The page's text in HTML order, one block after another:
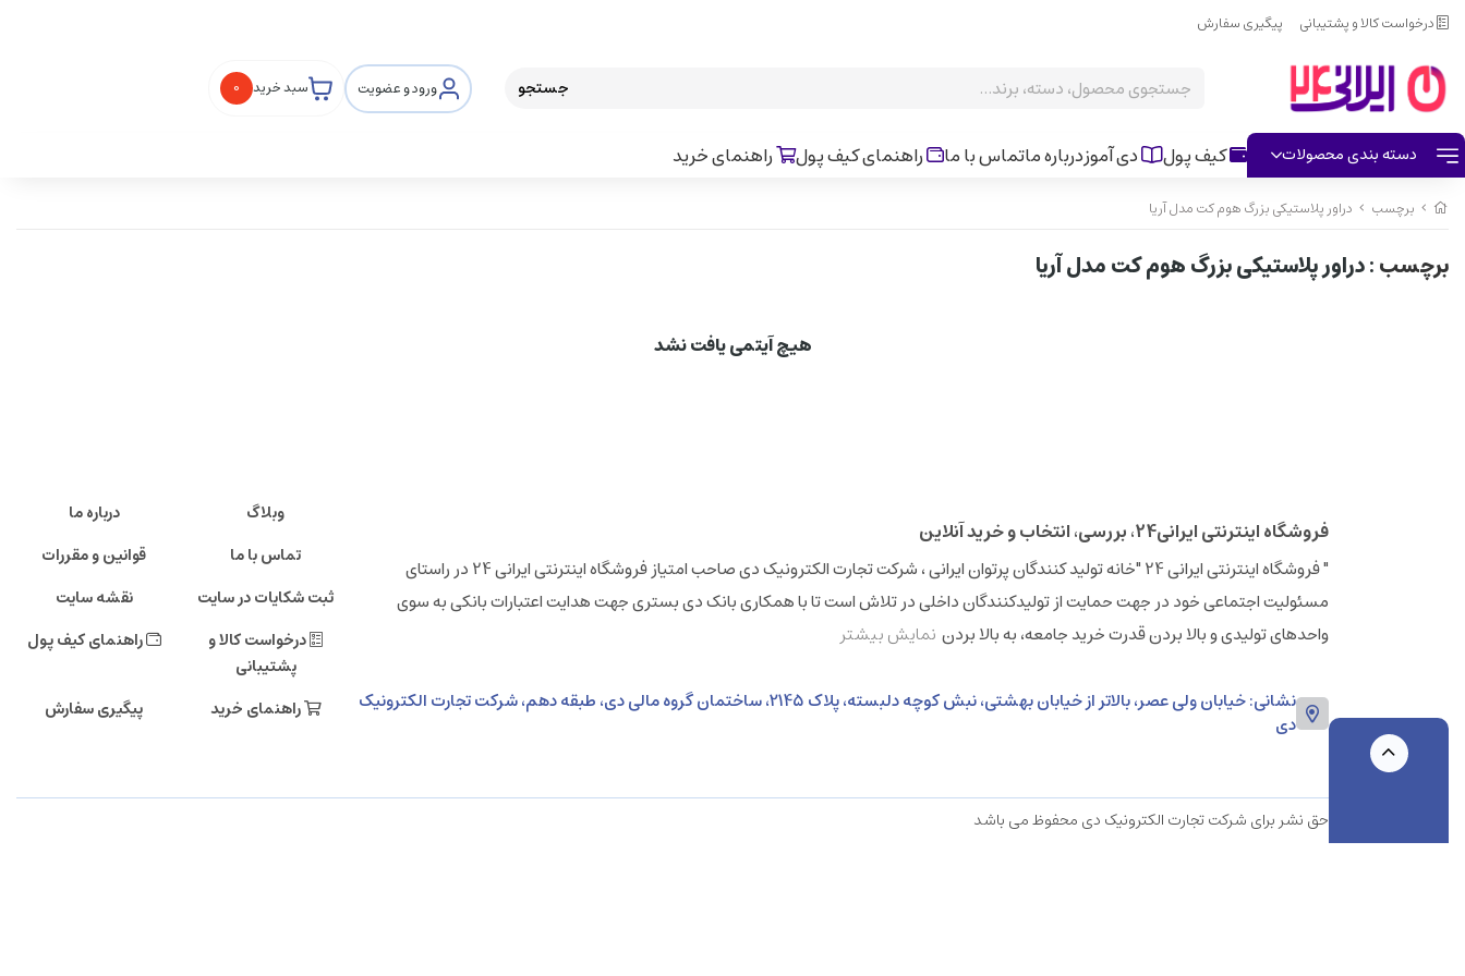
درخواست کالا و پشتیبانی پیگیری سفارش
جستجو ورود و عضویت سبد خرید 0
دسته بندی محصولات کیف پول دی آموزدرباره ماتماس با ما راهنمای کیف پول راهنمای خرید
برچسب دراور پلاستیکی بزرگ هوم کت مدل آریا
برچسب: دراور پلاستیکی بزرگ هوم کت مدل آریا
هیچ آیتمی یافت نشد
فروشگاه اینترنتی ایرانی24، بررسی، انتخاب و خرید آنلاین
" فروشگاه اینترنتی ایرانی 24 "خانه تولید کنندگان پرتوان ایرانی ، شرکت تجارت الکترونیک دی صاحب امتیاز فروشگاه اینترنتی ایرانی 24 در راستای
مسئولیت اجتماعی خود در جهت حمایت از تولیدکنندگان داخلی در تلاش است تا با همکاری بانک دی بستری جهت هدایت اعتبارات بانکی به سوی
واحدهای تولیدی و بالا بردن قدرت خرید جامعه، به بالا بردن نمایش بیشتر
نشانی: خیابان ولی عصر، بالاتر از خیابان بهشتی، نبش کوچه دلبسته، پلاک 2145، ساختمان گروه مالی دی، طبقه دهم، شرکت تجارت الکترونیک
دی
وبلاگ
درباره ما
تماس با ما
قوانین و مقررات
ثبت شکایات در سایت
نقشه سایت
درخواست کالا و
پشتیبانی
راهنمای کیف پول
راهنمای خرید پیگیری سفارش
حق نشر برای شرکت تجارت الکترونیک دی محفوظ می باشد